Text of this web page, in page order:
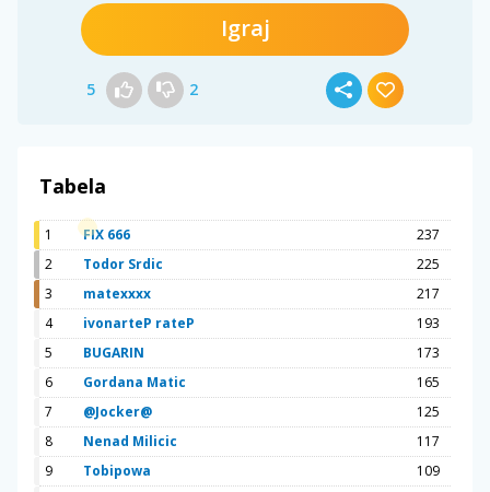
Igraj
5 2
Tabela
1 FIX 666
237
2
Todor Srdic
225
3
matexxxx
217
4
ivonarteP rateP
193
5
BUGARIN
173
6
Gordana Matic
165
7
@Jocker@
125
8
Nenad Milicic
117
9
Tobipowa
109